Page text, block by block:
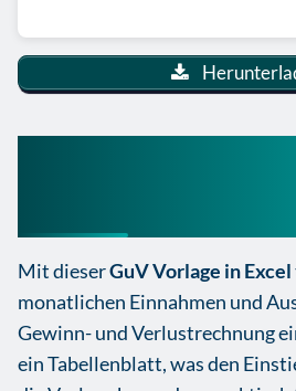
Mit dieserGuV Vorlage in Excel
monatlichen Einnahmen und
Gewinn- und Verlustrechnung
ein Tabellenblatt, was den